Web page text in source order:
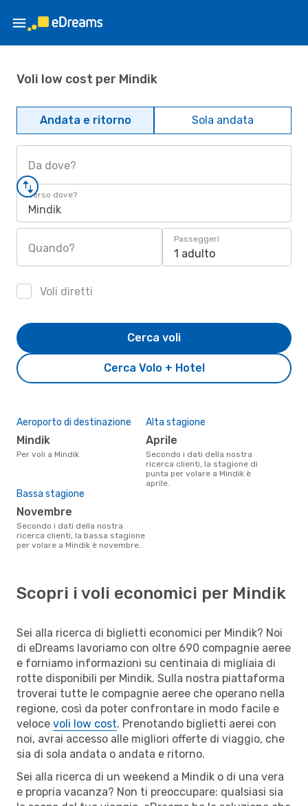
Voli low cost per Mindik
Andata e ritorno Sola andata
Da dove?
Verso dove?
Mindik
Quando?
Passeggeri
1 adulto
Voli diretti
Cerca Volo + Hotel
Cerca voli
Aeroporto di destinazione
Mindik
Per voli a Mindik
Alta stagione
aprile
Secondo i dati della nostra
ricerca clienti, la stagione di
punta per volare a Mindik è
aprile.
Bassa stagione
novembre
Secondo i dati della nostra
ricerca clienti, la bassa stagione
per volare a Mindik è novembre.
Scopri i voli economici per Mindik
Sei alla ricerca di biglietti economici per Mindik? Noi
di eDreams lavoriamo con oltre 690 compagnie aeree
e forniamo informazioni su centinaia di migliaia di
rotte disponibili per Mindik. Sulla nostra piattaforma
troverai tutte le compagnie aeree che operano nella
regione, così da poter confrontare in modo facile e
veloce voli low cost. Prenotando biglietti aerei con
noi, avrai accesso alle migliori offerte di viaggio, che
sia di sola andata o andata e ritorno.
Sei alla ricerca di un weekend a Mindik o di una vera
e propria vacanza? Non ti preoccupare: qualsiasi sia